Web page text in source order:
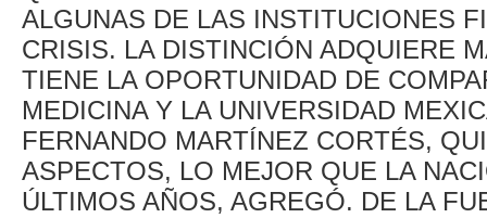
ALGUNAS DE LAS INSTITUCIONES
CRISIS. LA DISTINCIÓN ADQUIERE
TIENE LA OPORTUNIDAD DE
MEDICINA Y LA UNIVERSIDAD
FERNANDO MARTÍNEZ CORTÉS,
ASPECTOS, LO MEJOR QUE LA
ÚLTIMOS AÑOS, AGREGÓ. DE LA